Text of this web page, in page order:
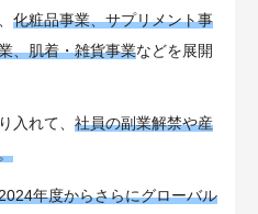
化粧品事業、サプリメント事
、肌着・雑貨事業などを展開
入れて、 社員の副業解禁や産
年度からさらにグローバル